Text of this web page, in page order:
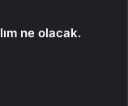
ne olacak.